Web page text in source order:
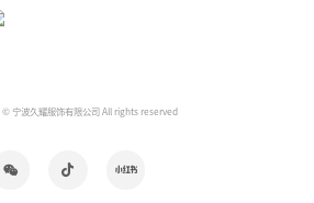
宁波久耀服饰有限公司 All rights reserved
  